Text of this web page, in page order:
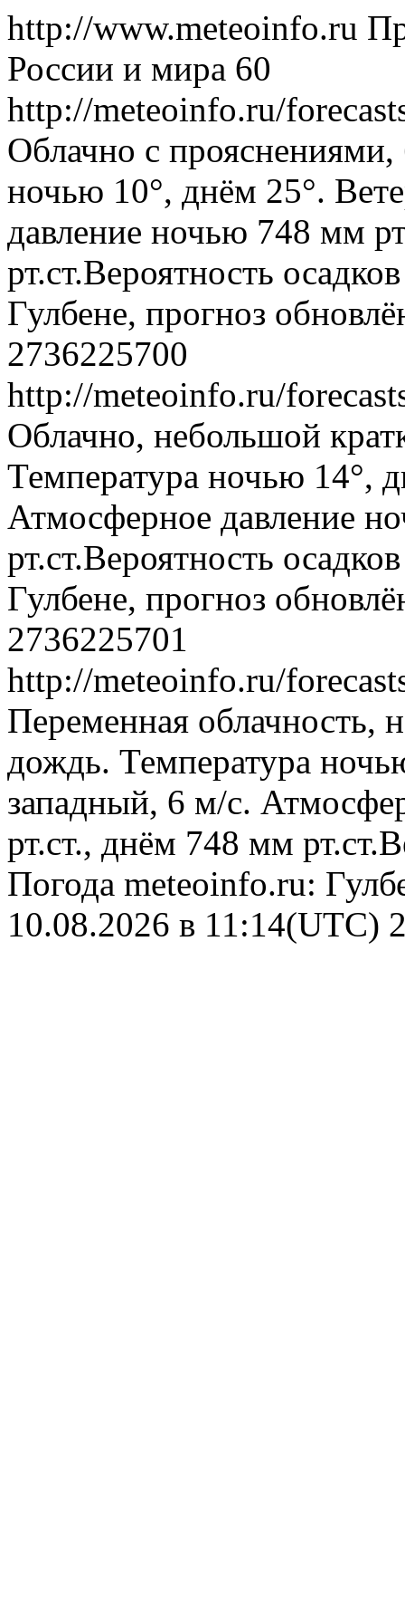
http://www.meteoinfo.ru
России и мира 60
http://meteoinfo.ru/
Облачно с прояснениями,
ночью 10°, днём 25°.
давление ночью 748 мм
рт.ст.Вероятность
Гулбене, прогноз
2736225700
http://meteoinfo.ru/
Облачно, небольшой
Температура ночью 14°,
Атмосферное давление
рт.ст.Вероятность
Гулбене, прогноз
2736225701
http://meteoinfo.ru/
Переменная облачность,
дождь. Температура
западный, 6 м/с.
рт.ст., днём 748 мм
Погода meteoinfo.ru:
10.08.2026 в 11:14(UTC)